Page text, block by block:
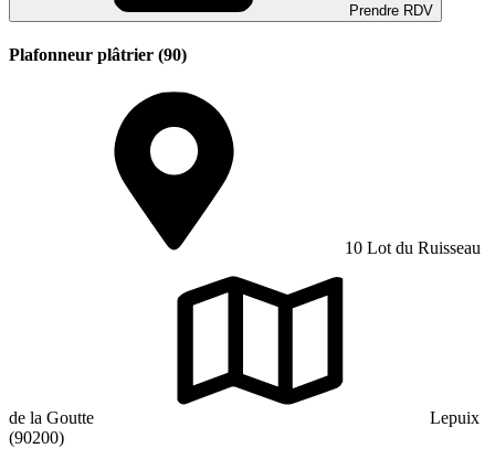
Prendre RDV
Plafonneur plâtrier (90)
10 Lot du Ruisseau
de la Goutte
Lepuix
(90200)